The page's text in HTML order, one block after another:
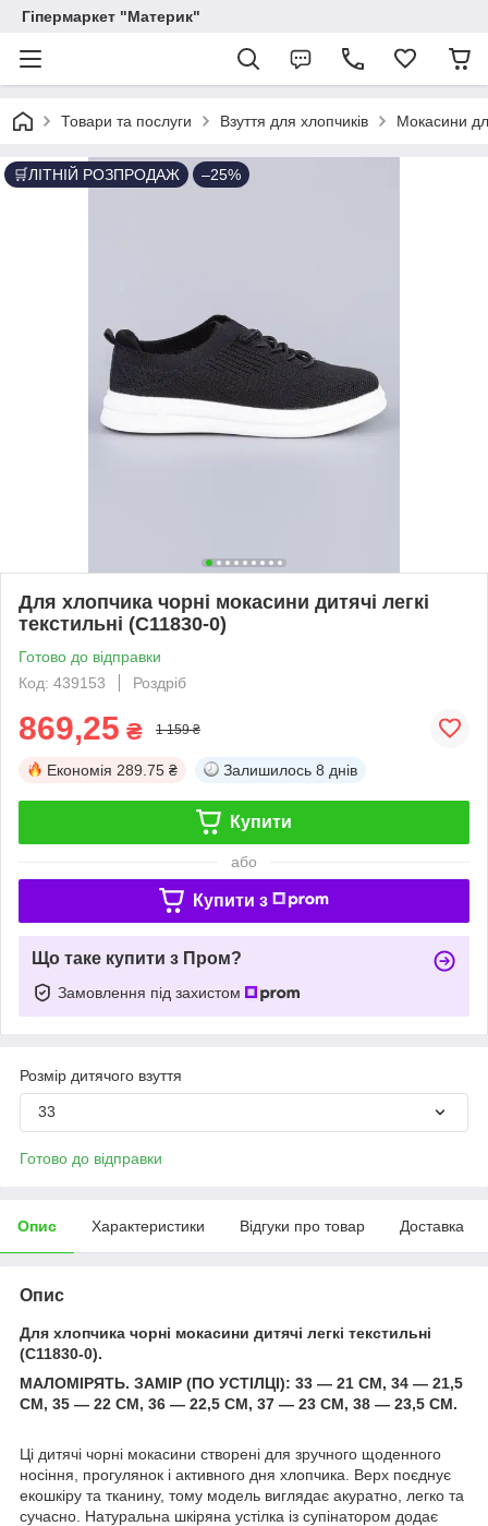
Гіпермаркет "Материк"
Товари та послуги Взуття для хлопчиків Мокасини
🛒ЛІТНІЙ РОЗПРОДАЖ –25%
Для хлопчика чорні мокасини дитячі легкі
текстильні (C11830-0)
Готово до відправки
Код: 439153
Роздріб
869,25 ₴ 1 159 ₴
Економія 289.75 ₴ Залишилось 8 днів
Купити
або
Купити з
Що таке купити з Пром?
Замовлення під захистом
Розмір дитячого взуття
33
Готово до відправки
Опис Характеристики Відгуки про товар Доставка
Опис
Для хлопчика чорні мокасини дитячі легкі текстильні
(C11830-0).
МАЛОМІРЯТЬ. ЗАМІР (ПО УСТІЛЦІ): 33 — 21 СМ, 34 — 21,5
СМ, 35 — 22 СМ, 36 — 22,5 СМ, 37 — 23 СМ, 38 — 23,5 СМ.
Ці дитячі чорні мокасини створені для зручного щоденного
носіння, прогулянок і активного дня хлопчика. Верх поєднує
екошкіру та тканину, тому модель виглядає акуратно, легко та
сучасно. Натуральна шкіряна устілка із супінатором додає